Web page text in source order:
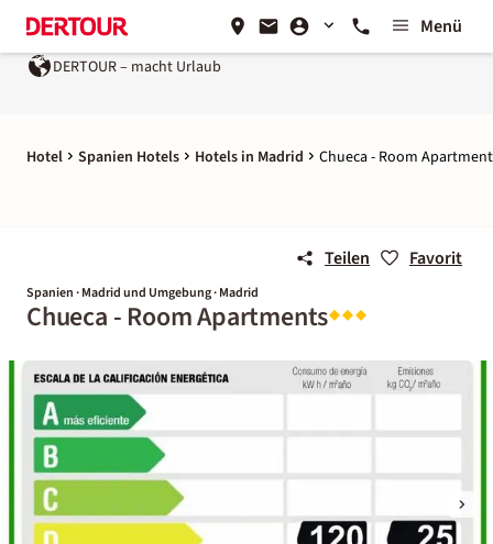
Menü
DERTOUR – macht Urlaub
Hotel Spanien Hotels Hotels in Madrid Chueca - Room
Teilen Favorit
Spanien · Madrid und Umgebung · Madrid
Chueca - Room Apartments